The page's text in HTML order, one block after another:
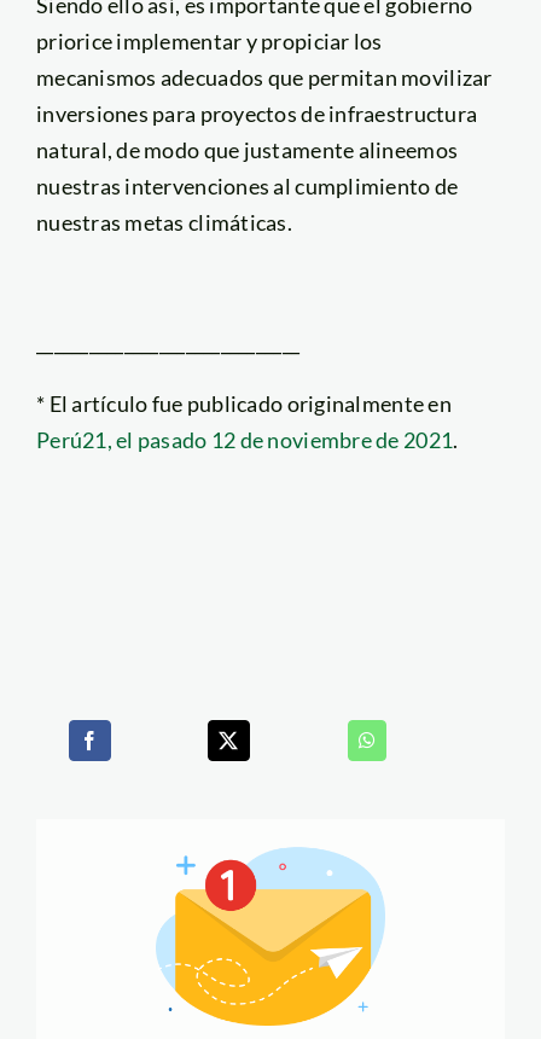
priorice implementar y propiciar los
mecanismos adecuados que permitan movilizar
inversiones para proyectos de infraestructura
natural, de modo que justamente alineemos
nuestras intervenciones al cumplimiento de
nuestras metas climáticas.
* El artículo fue publicado originalmente en
Perú21, el pasado 12 de noviembre de 2021.